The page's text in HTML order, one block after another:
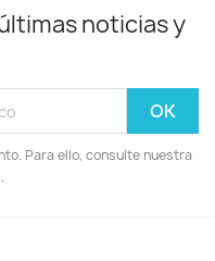
noticias y
Para ello, consulte nuestra